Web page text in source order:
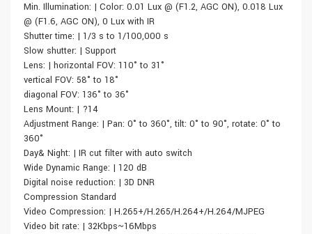
Min. Illumination: | Color: 0.01 Lux @ (F1.2, AGC ON), 0.018 Lux
@ (F1.6, AGC ON), 0 Lux with IR
Shutter time: | 1/3 s to 1/100,000 s
Slow shutter: | Support
Lens: | horizontal FOV: 110° to 31°
vertical FOV: 58° to 18°
diagonal FOV: 136° to 36°
Lens Mount: | ?14
Adjustment Range: | Pan: 0° to 360°, tilt: 0° to 90°, rotate: 0° to
360°
Day& Night: | IR cut filter with auto switch
Wide Dynamic Range: | 120 dB
Digital noise reduction: | 3D DNR
Compression Standard
Video Compression: | H.265+/H.265/H.264+/H.264/MJPEG
Video bit rate: | 32Kbps~16Mbps